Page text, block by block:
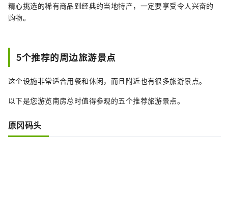
精心挑选的稀有商品到经典的当地特产，一定要享受令人兴奋的
购物。
5个推荐的周边旅游景点
这个设施非常适合用餐和休闲，而且附近也有很多旅游景点。
以下是您游览南房总时值得参观的五个推荐旅游景点。
原冈码头